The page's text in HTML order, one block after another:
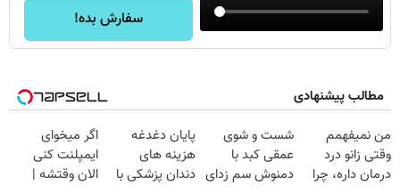
سفارش بده!
مطالب پیشنهادی
من نمیفهمم
وقتی زانو درد
درمان داره، چرا
شست و شوی
عمقی کبد با
دمنوش سم زدای
پایان دغدغه
هزینه های
دندان پزشکی با
اگر میخوای
ایمپلنت کنی
الان وقتشه |